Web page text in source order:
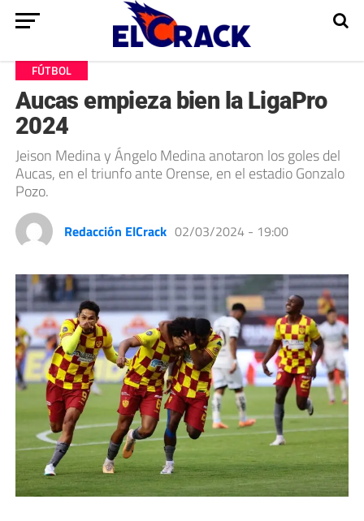
FÚTBOL
Aucas empieza bien la LigaPro
2024
Jeison Medina y Ángelo Medina anotaron los goles del
Aucas, en el triunfo ante Orense, en el estadio Gonzalo
Pozo.
Redacción ElCrack 02/03/2024 - 19:00